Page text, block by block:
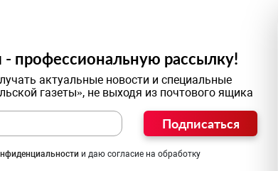
профессиональную рассылку!
актуальные новости и специальные
газеты», не выходя из почтового ящика
Подписаться
и даю согласие на обработку